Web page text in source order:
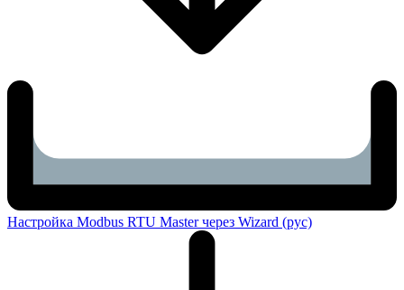
Настройка Modbus RTU Master через Wizard (рус)